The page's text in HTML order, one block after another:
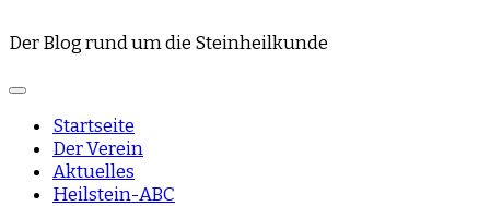
Der Blog rund um die Steinheilkunde
Startseite
Der Verein
Aktuelles
Heilstein-ABC